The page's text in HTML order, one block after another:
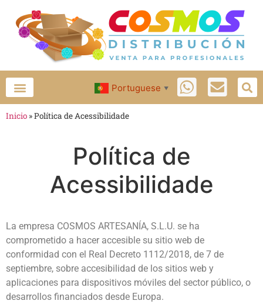
Portuguese ▼
Inicio »Política de Acessibilidade
Política de
Acessibilidade
La empresa COSMOS ARTESANÍA, S.L.U. se ha
comprometido a hacer accesible su sitio web de
conformidad con el Real Decreto 1112/2018, de 7 de
septiembre, sobre accesibilidad de los sitios web y
aplicaciones para dispositivos móviles del sector público, o
desarrollos financiados desde Europa.